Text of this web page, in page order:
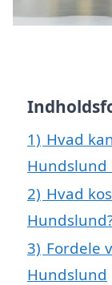
1) Hvad
2) Hvad
3) Fordele
Hundslund